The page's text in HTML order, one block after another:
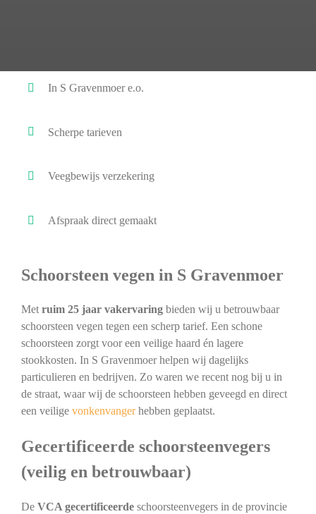
In S Gravenmoer e.o.
Scherpe tarieven
Veegbewijs verzekering
Afspraak direct gemaakt
Schoorsteen vegen in S Gravenmoer
Metruim 25 jaar vakervaringbieden wij u betrouwbaar
schoorsteen vegen tegen een scherp tarief. Een schone
schoorsteen zorgt voor een veilige haard én lagere
stookkosten. In S Gravenmoer helpen wij dagelijks
particulieren en bedrijven. Zo waren we recent nog bij u in
de straat, waar wij de schoorsteen hebben geveegd en direct
een veilige vonkenvangerhebben geplaatst.
Gecertificeerde schoorsteenvegers
(veilig en betrouwbaar)
De VCA gecertificeerdeschoorsteenvegers in de provincie